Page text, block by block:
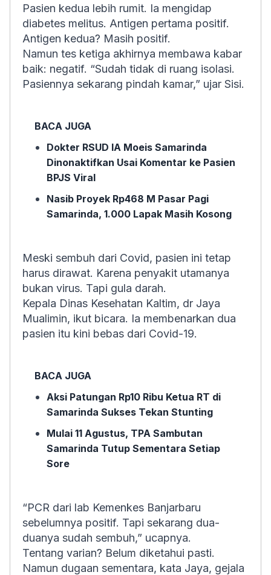
Pasien kedua lebih rumit. Ia mengidap
diabetes melitus. Antigen pertama positif.
Antigen kedua? Masih positif.
Namun tes ketiga akhirnya membawa kabar
baik: negatif. “Sudah tidak di ruang isolasi.
Pasiennya sekarang pindah kamar,” ujar Sisi.
BACA JUGA
Dokter RSUD IA Moeis Samarinda
Dinonaktifkan Usai Komentar ke Pasien
BPJS Viral
Nasib Proyek Rp468 M Pasar Pagi
Samarinda, 1.000 Lapak Masih Kosong
Meski sembuh dari Covid, pasien ini tetap
harus dirawat. Karena penyakit utamanya
bukan virus. Tapi gula darah.
Kepala Dinas Kesehatan Kaltim, dr Jaya
Mualimin, ikut bicara. Ia membenarkan dua
pasien itu kini bebas dari Covid-19.
BACA JUGA
Aksi Patungan Rp10 Ribu Ketua RT di
Samarinda Sukses Tekan Stunting
Mulai 11 Agustus, TPA Sambutan
Samarinda Tutup Sementara Setiap
Sore
“PCR dari lab Kemenkes Banjarbaru
sebelumnya positif. Tapi sekarang dua-
duanya sudah sembuh,” ucapnya.
Tentang varian? Belum diketahui pasti.
Namun dugaan sementara, kata Jaya, gejala